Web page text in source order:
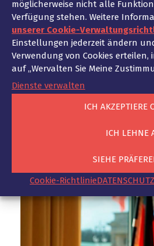
möglicherweise nicht alle
Verfügung stehen. Weitere
unserer Cookie-
Einstellungen jederzeit ändern
Verwendung von Cookies erteilen,
auf „Wervalten Sie Meine
Dienste verwalten
ICH AKZEPTIERE
ICH LEHNE
SIEHE
Cookie-Richtlinie